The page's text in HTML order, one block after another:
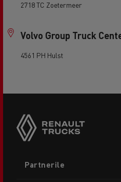
2718 TC Zoetermeer
Volvo Group Truck
4561 PH Hulst
menu
Partnerile